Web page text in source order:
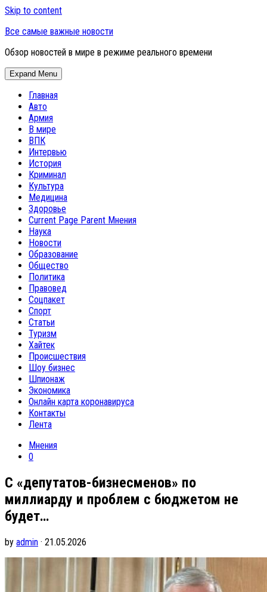
Skip to content
Все самые важные новости
Обзор новостей в мире в режиме реального времени
Expand Menu
Главная
Авто
Армия
В мире
ВПК
Интервью
История
Криминал
Культура
Медицина
Здоровье
Current Page Parent Мнения
Наука
Новости
Образование
Общество
Политика
Правовед
Соцпакет
Спорт
Статьи
Туризм
Хайтек
Происшествия
Шоу бизнес
Шпионаж
Экономика
Онлайн карта коронавируса
Контакты
Лента
Мнения
0
С «депутатов-бизнесменов» по
миллиарду и проблем с бюджетом не
будет…
by admin · 21.05.2026